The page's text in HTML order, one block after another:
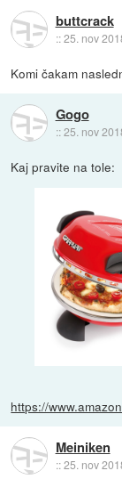
buttcrack
::25. nov
Komi čakam
Gogo
::25. nov
Kaj pravite na tole:
https://
Meiniken
::25. nov